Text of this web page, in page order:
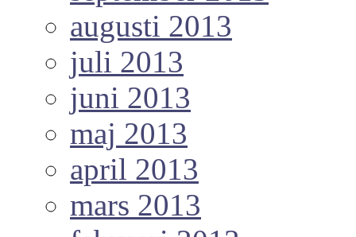
augusti 2013
juli 2013
juni 2013
maj 2013
april 2013
mars 2013